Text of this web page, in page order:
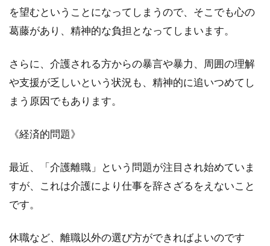
を望むということになってしまうので、そこでも心の
葛藤があり、精神的な負担となってしまいます。
さらに、介護される方からの暴言や暴力、周囲の理解
や支援が乏しいという状況も、精神的に追いつめてし
まう原因でもあります。
《経済的問題》
最近、「介護離職」という問題が注目され始めていま
すが、これは介護により仕事を辞さざるをえないこと
です。
休職など、離職以外の選び方ができればよいのです